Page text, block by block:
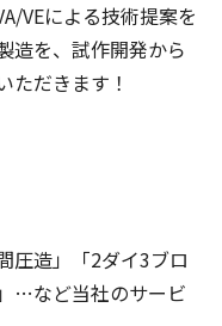
VEによる技術提案を
造を、試作開発から
ただきます！
圧造」「2ダイ3ブロ
…など当社のサービ